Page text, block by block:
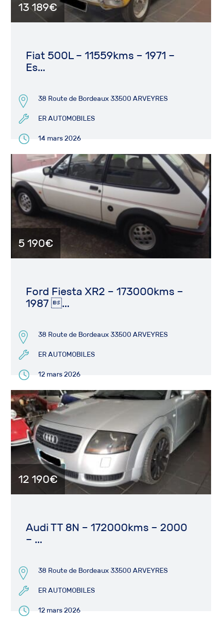
13 189€
Fiat 500L – 11559kms – 1971 –
Es...
38 Route de Bordeaux 33500 ARVEYRES
ER AUTOMOBILES
14 mars 2026
5 190€
Ford Fiesta XR2 – 173000kms –
1987 ...
38 Route de Bordeaux 33500 ARVEYRES
ER AUTOMOBILES
12 mars 2026
12 190€
Audi TT 8N – 172000kms – 2000
– ...
38 Route de Bordeaux 33500 ARVEYRES
ER AUTOMOBILES
12 mars 2026